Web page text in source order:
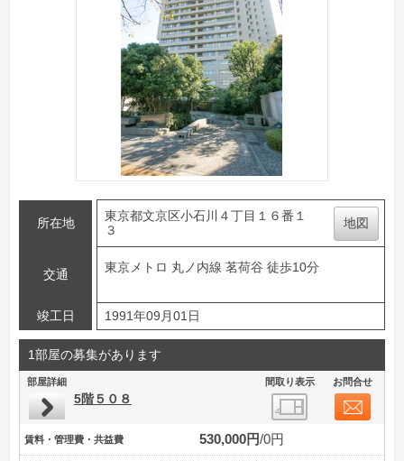
所在地
東京都文京区小石川４丁目１６番１
３
地図
交通
東京メトロ 丸ノ内線 茗荷谷 徒歩10分
竣工日 1991年09月01日
1部屋の募集があります
部屋詳細 間取り表示 お問合せ
5階５０８
賃料・管理費・共益費 530,000円 0円